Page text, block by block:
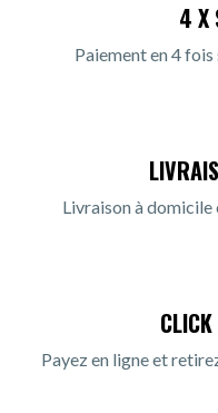
4 X
Paiement en 4
Livraison à domicile
Payez en ligne et